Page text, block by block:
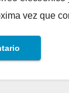
vez que